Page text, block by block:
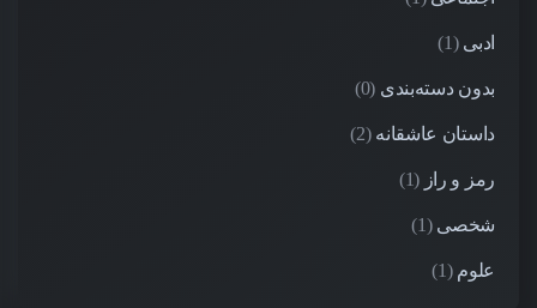
ادبی (1)
بدون دسته‌بندی (0)
داستان عاشقانه (2)
رمز و راز (1)
شخصی (1)
علوم (1)